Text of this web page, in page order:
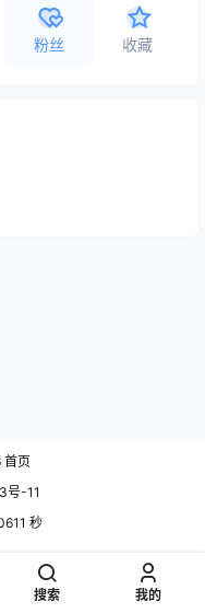
粉丝 收藏
首页
号-11
秒
搜索 我的